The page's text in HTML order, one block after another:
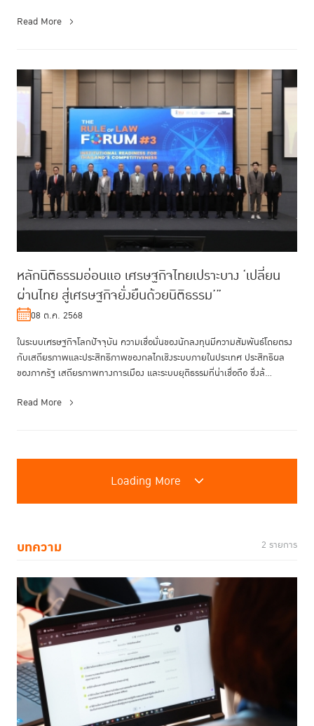
Read More
หลักนิติธรรมอ่อนแอ เศรษฐกิจไทยเปราะบาง ‘เปลี่ยน
ผ่านไทย สู่เศรษฐกิจยั่งยืนด้วยนิติธรรม’”
08 ต.ค. 2568
ในระบบเศรษฐกิจโลกปัจจุบัน ความเชื่อมั่นของนักลงทุนมีความสัมพันธ์โดยตรง
กับเสถียรภาพและประสิทธิภาพของกลไกเชิงระบบภายในประเทศ ประสิทธิผล
ของภาครัฐ เสถียรภาพทางการเมือง และระบบยุติธรรมที่น่าเชื่อถือ ซึ่งล้...
Read More
Loading More
บทความ 2 รายการ